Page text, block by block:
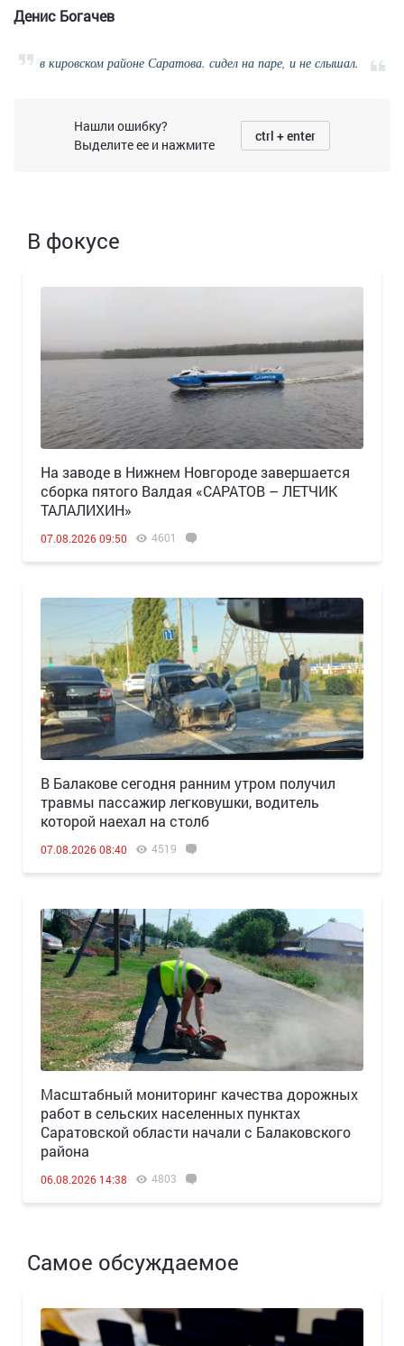
Денис Богачев
в кировском районе Саратова. сидел на паре, и не слышал.
Нашли ошибку?
Выделите ее и нажмите
ctrl + enter
В фокусе
Н️а заводе в Нижнем Новгороде завершается
сборка пятого Валдая «САРАТОВ – ЛЕТЧИК
ТАЛАЛИХИН»
07.08.2026 09:50 4601
В Балакове сегодня ранним утром получил
травмы пассажир легковушки, водитель
которой наехал на столб
07.08.2026 08:40 4519
Масштабный мониторинг качества дорожных
работ в сельских населенных пунктах
Саратовской области начали с Балаковского
района
06.08.2026 14:38 4803
Самое обсуждаемое